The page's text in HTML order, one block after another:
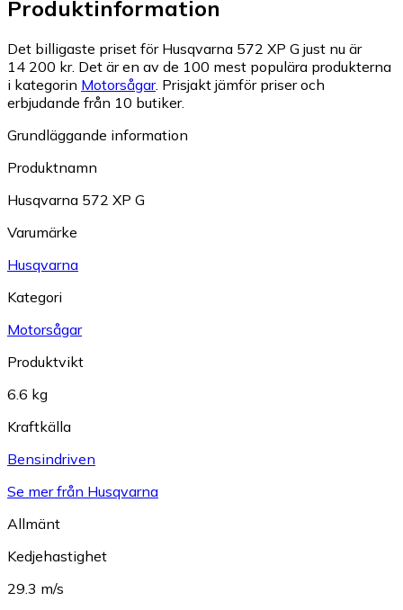
Produktinformation
Det billigaste priset för Husqvarna 572 XP G just nu är
14 200 kr. Det är en av de 100 mest populära produkterna
i kategorin Motorsågar. Prisjakt jämför priser och
erbjudande från 10 butiker.
Grundläggande information
Produktnamn
Husqvarna 572 XP G
Varumärke
Husqvarna
Kategori
Motorsågar
Produktvikt
6.6 kg
Kraftkälla
Bensindriven
Se mer från Husqvarna
Allmänt
Kedjehastighet
29.3 m/s